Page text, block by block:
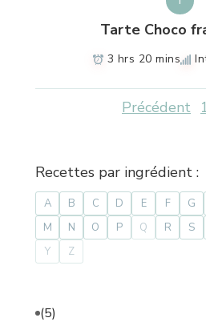
Tarte Choco
3 hrs 20 mins
Précédent
Recettes par ingrédient :
A B C D E F G
M
N O P Q R S
Y
Z
(5)